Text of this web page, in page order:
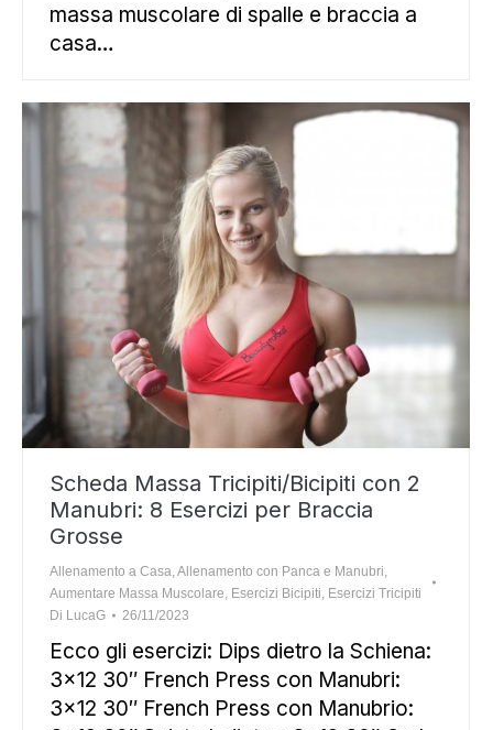
massa muscolare di spalle e braccia a
casa…
Scheda Massa Tricipiti/Bicipiti con 2
Manubri: 8 Esercizi per Braccia
Grosse
Allenamento a Casa Allenamento con Panca e Manubri
Aumentare Massa Muscolare Esercizi Bicipiti Esercizi Tricipiti
Di LucaG 26/11/2023
Ecco gli esercizi: Dips dietro la Schiena:
3×12 30″ French Press con Manubri:
3×12 30″ French Press con Manubrio: